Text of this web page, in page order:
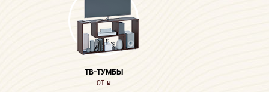
ТВ-ТУМБЫ
ОТ i